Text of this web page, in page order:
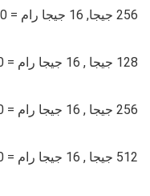
256 جيجا, 16 جيجا رام = 4900 ريال سعودي.
128 جيجا , 16 جيجا رام = 1000 دولار.
256 جيجا , 16 جيجا رام = 1100 دولار.
512 جيجا , 16 جيجا رام = 1200 دولار.